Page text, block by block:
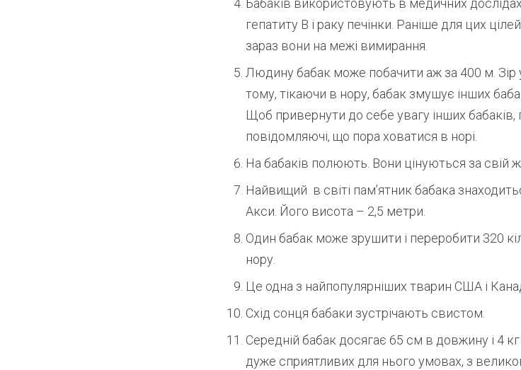
Бабаків використовують в медичних
гепатиту В і раку печінки. Раніше для цих
зараз вони на межі вимирання.
Людину бабак може побачити аж за 400 м. Зір
тому, тікаючи в нору, бабак змушує інших
Щоб привернути до себе увагу інших бабаків,
повідомляючі, що пора ховатися в норі.
На бабаків полюють. Вони цінуються за свій
Найвищий в світі пам’ятник бабака
Акси. Його висота – 2,5 метри.
Один бабак може зрушити і переробити 320
нору.
Це одна з найпопулярніших тварин США і
Схід сонця бабаки зустрічають свистом.
Середній бабак досягає 65 см в довжину і 4
дуже сприятливих для нього умовах, з